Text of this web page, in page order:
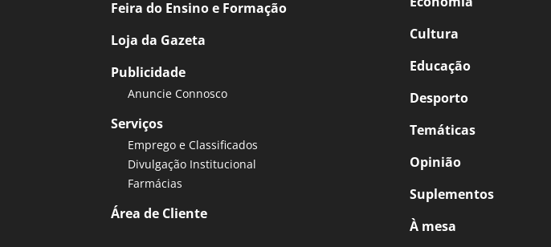
Feira do Ensino e Formação
Loja da Gazeta
Publicidade
Anuncie Connosco
Serviços
Emprego e Classificados
Divulgação Institucional
Farmácias
Área de Cliente
Cultura
Educação
Desporto
Temáticas
Opinião
Suplementos
À mesa